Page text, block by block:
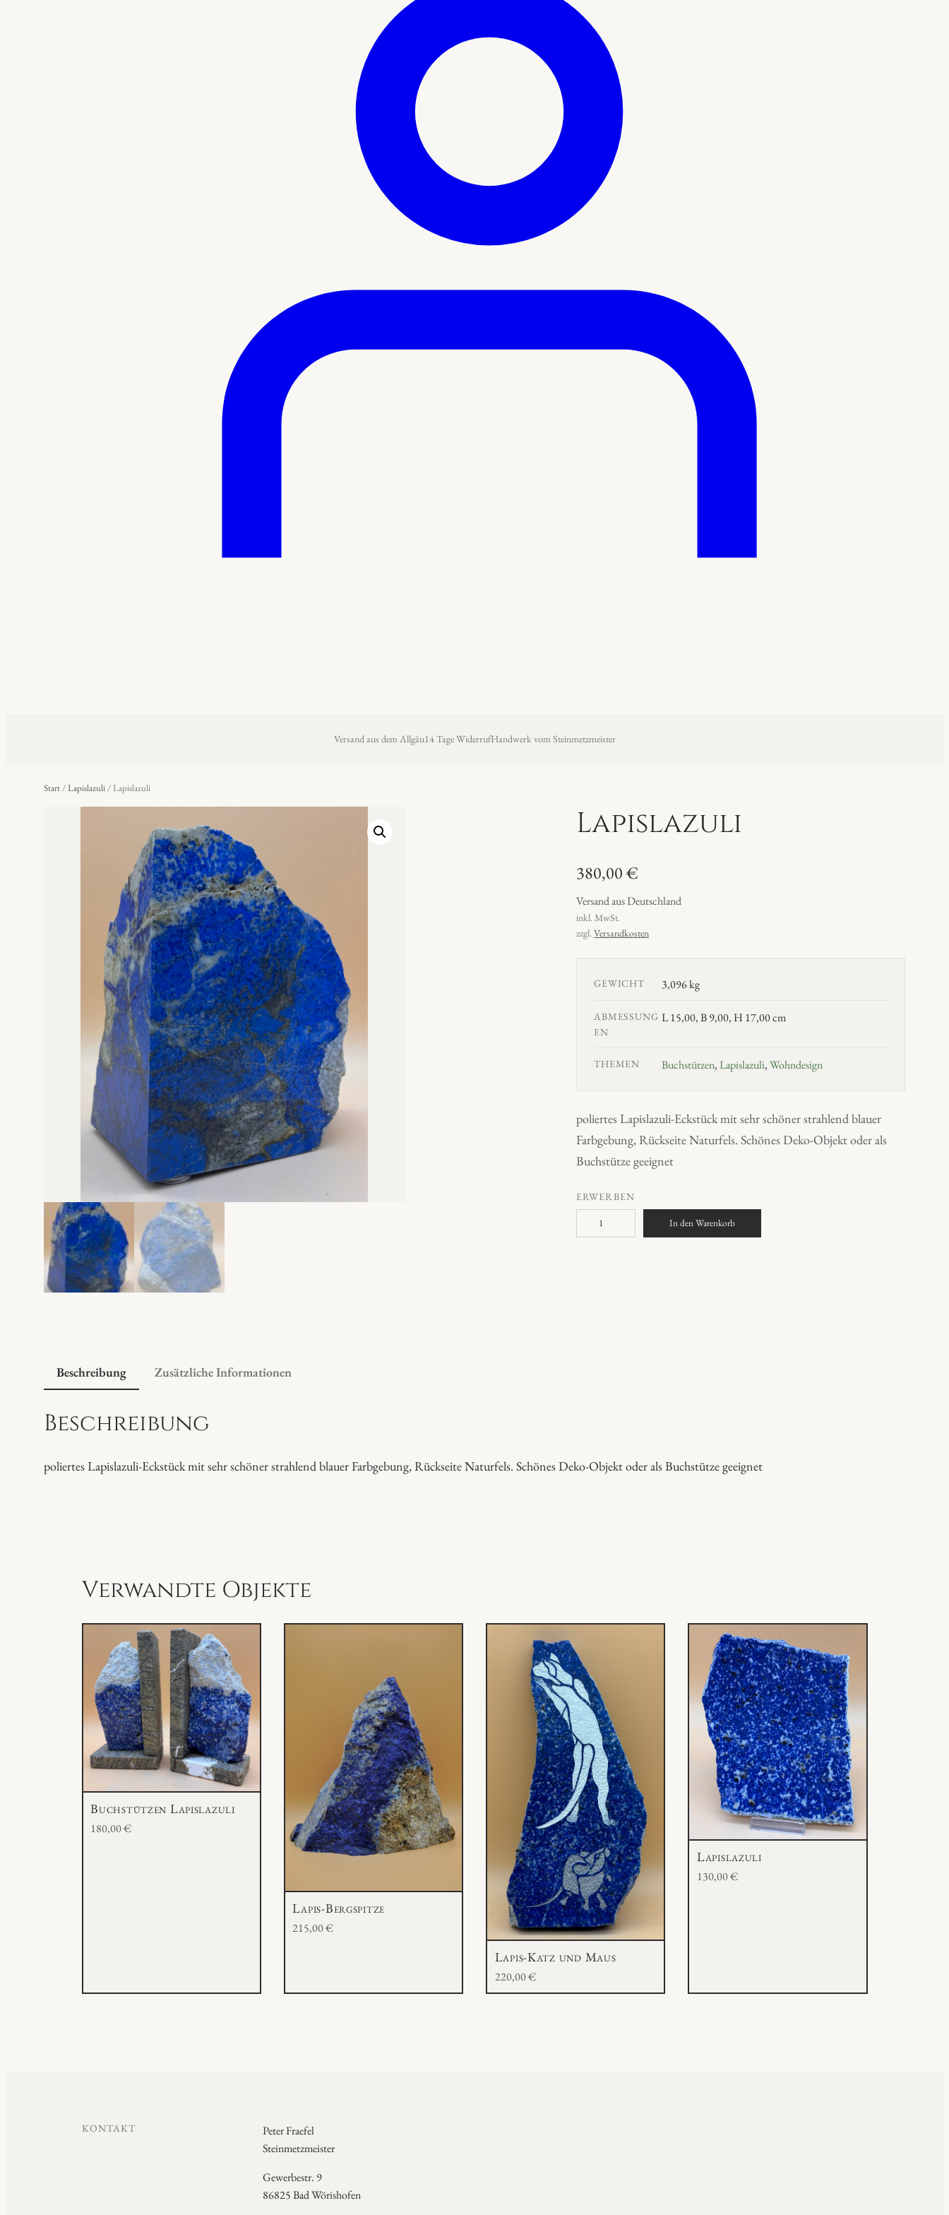
Versand aus dem Allgäu14 Tage WiderrufHandwerk vom Steinmetzmeister
Start/Lapislazuli/ Lapislazuli
Lapislazuli
380,00€
Versand aus Deutschland
inkl. MwSt.
zzgl.Versandkosten
GEWICHT 3,096 kg
ABMESSUNG
EN
L 15,00, B 9,00, H 17,00 cm
THEMEN Buchstützen,Lapislazuli,Wohndesign
poliertes Lapislazuli-Eckstück mit sehr schöner strahlend blauer
Farbgebung, Rückseite Naturfels. Schönes Deko-Objekt oder als
Buchstütze geeignet
ERWERBEN
a
n
In den Warenkorb
Beschreibung Zusätzliche Informationen
Beschreibung
poliertes Lapislazuli-Eckstück mit sehr schöner strahlend blauer Farbgebung, Rückseite Naturfels. Schönes Deko-Objekt oder als Buchstütze geeignet
Verwandte Objekte
Buchstützen Lapislazuli
180,00€
Lapis-Bergspitze
215,00€
Lapis-Katz und Maus
220,00€
Lapislazuli
130,00€
KONTAKT
Peter Fraefel
Steinmetzmeister
Gewerbestr. 9
86825 Bad Wörishofen